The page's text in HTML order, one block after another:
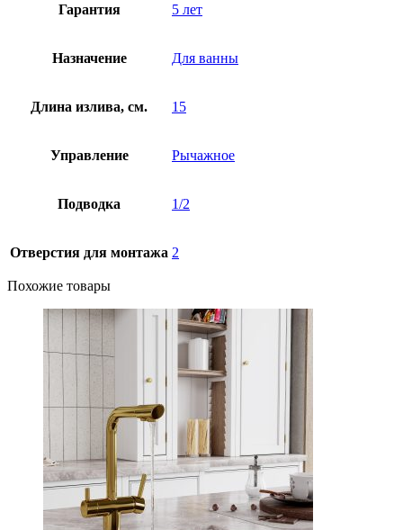
Гарантия 5 лет
Назначение Для ванны
Длина излива, см. 15
Управление Рычажное
Подводка 1/2
Отверстия для монтажа 2
Похожие товары